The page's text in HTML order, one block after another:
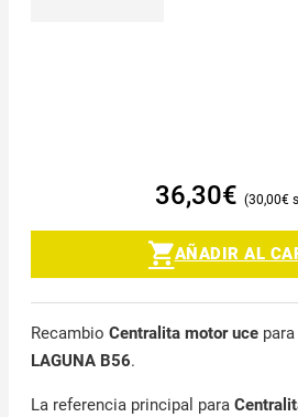
36,30€ 30,00€
AÑADIR AL
Recambio Centralita motor ucepara
LAGUNA B56.
La referencia principal para